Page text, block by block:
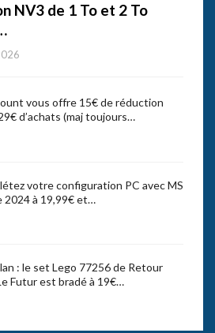
NV3 de 1 To et 2 To
vous offre 15€ de réduction
d’achats (maj toujours…
votre configuration PC avec MS
2024 à 19,99€ et…
: le set Lego 77256 de Retour
Futur est bradé à 19€…